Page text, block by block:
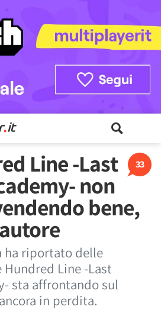
33
Line -Last
non
bene,
ha riportato delle
Line -Last
sta affrontando sul
in perdita.